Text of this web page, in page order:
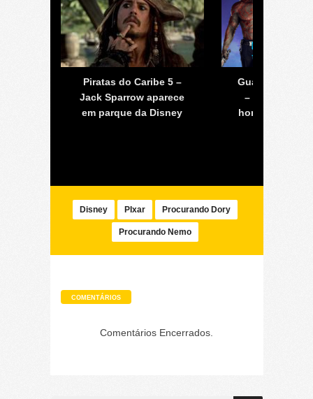
Piratas do Caribe 5 –
Jack Sparrow aparece
em parque da Disney
Guardiões da
– filme terá
homossexual
Disney PIxar Procurando Dory
Procurando Nemo
COMENTÁRIOS
Comentários Encerrados.